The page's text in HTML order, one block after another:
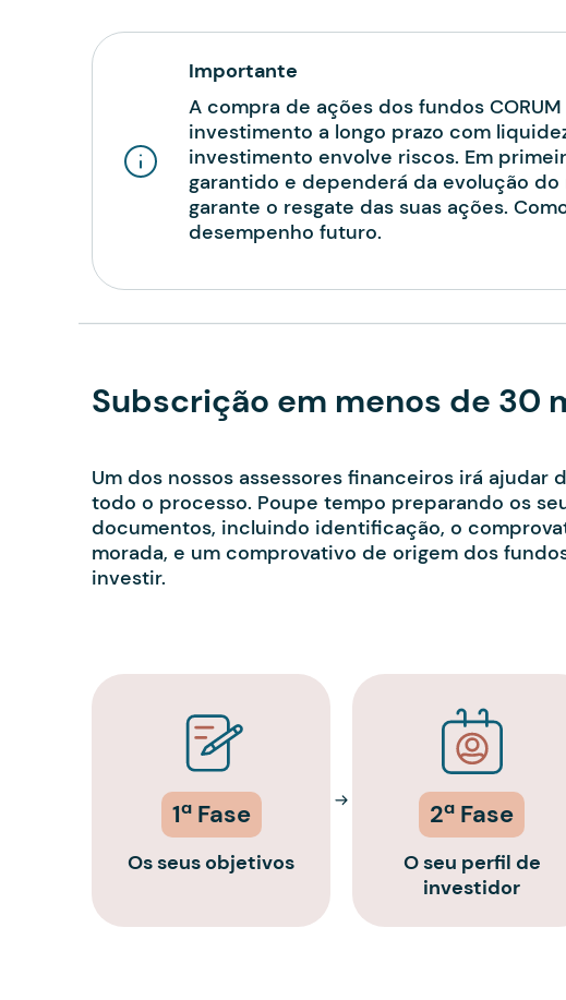
Importante
A compra de ações dos fundos
investimento a longo prazo com
investimento envolve riscos. Em
garantido e dependerá da evolução do
garante o resgate das suas ações.
desempenho futuro.
Subscrição em menos de 30
Um dos nossos assessores financeiros irá ajudar
todo o processo. Poupe tempo preparando os
documentos, incluindo identificação, o
morada, e um comprovativo de origem dos
investir.
1ª Fase
Os seus objetivos
2ª Fase
O seu perfil de
investidor